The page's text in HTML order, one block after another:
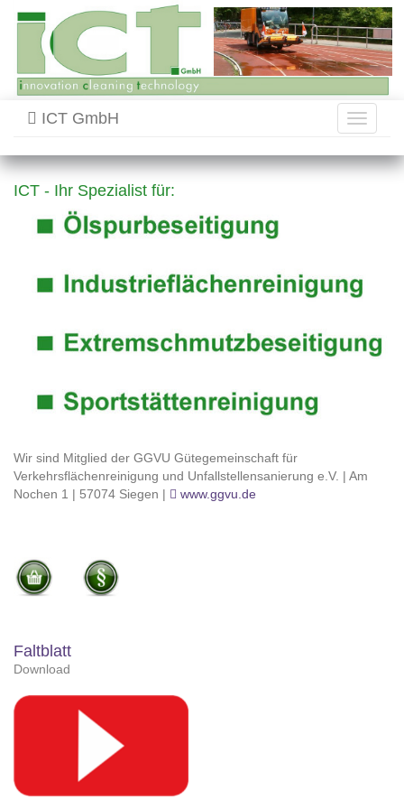
Toggle
ICT GmbH
ICT - Ihr Spezialist für:
Wir sind Mitglied der GGVU Gütegemeinschaft für
Verkehrsflächenreinigung und Unfallstellensanierung e.V. | Am
Nochen 1 | 57074 Siegen |
www.ggvu.de
Faltblatt
Download